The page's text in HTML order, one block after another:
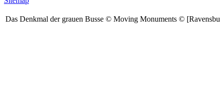
Das Denkmal der grauen Busse © Moving Monuments ©